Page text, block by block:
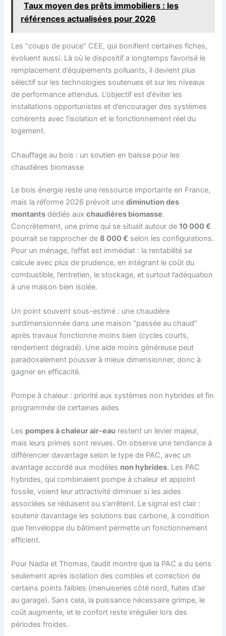
Taux moyen des prêts immobiliers : les
références actualisées pour 2026
Les “coups de pouce” CEE, qui bonifient certaines fiches,
évoluent aussi. Là où le dispositif a longtemps favorisé le
remplacement d’équipements polluants, il devient plus
sélectif sur les technologies soutenues et sur les niveaux
de performance attendus. L’objectif est d’éviter les
installations opportunistes et d’encourager des systèmes
cohérents avec l’isolation et le fonctionnement réel du
logement.
Chauffage au bois : un soutien en baisse pour les
chaudières biomasse
Le bois énergie reste une ressource importante en France,
mais la réforme 2026 prévoit unediminution des
montants dédiés auxchaudières biomasse.
Concrètement, une prime qui se situait autour de10 000 €
pourrait se rapprocher de8 000 € selon les configurations.
Pour un ménage, l’effet est immédiat : la rentabilité se
calcule avec plus de prudence, en intégrant le coût du
combustible, l’entretien, le stockage, et surtout l’adéquation
à une maison bien isolée.
Un point souvent sous-estimé : une chaudière
surdimensionnée dans une maison “passée au chaud”
après travaux fonctionne moins bien (cycles courts,
rendement dégradé). Une aide moins généreuse peut
paradoxalement pousser à mieux dimensionner, donc à
gagner en efficacité.
Pompe à chaleur : priorité aux systèmes non hybrides et fin
programmée de certaines aides
Les pompes à chaleur air-eau restent un levier majeur,
mais leurs primes sont revues. On observe une tendance à
différencier davantage selon le type de PAC, avec un
avantage accordé aux modèles non hybrides. Les PAC
hybrides, qui combinaient pompe à chaleur et appoint
fossile, voient leur attractivité diminuer si les aides
associées se réduisent ou s’arrêtent. Le signal est clair :
soutenir davantage les solutions bas carbone, à condition
que l’enveloppe du bâtiment permette un fonctionnement
efficient.
Pour Nadia et Thomas, l’audit montre que la PAC a du sens
seulement après isolation des combles et correction de
certains points faibles (menuiseries côté nord, fuites d’air
au garage). Sans cela, la puissance nécessaire grimpe, le
coût augmente, et le confort reste irrégulier lors des
périodes froides.